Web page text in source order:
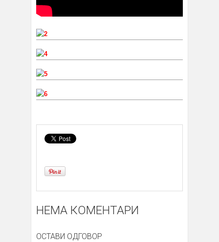
НЕМА КОМЕНТАРИ
ОСТАВИ ОДГОВОР